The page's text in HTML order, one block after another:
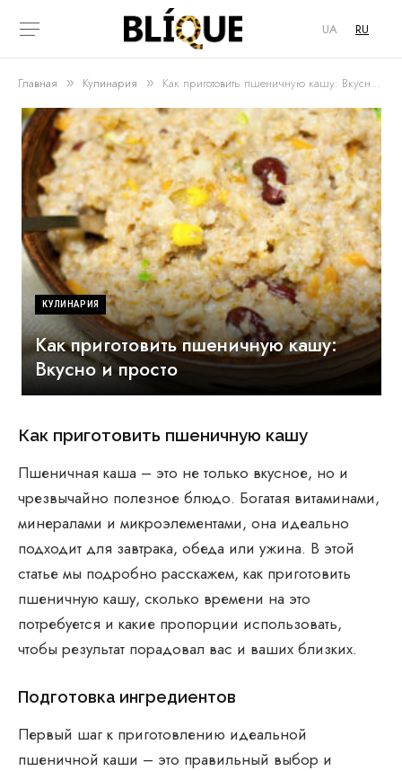
UA RU
Главная » Кулинария » Как приготовить пшеничную кашу: Вкусно и просто
КУЛИНАРИЯ
Как приготовить пшеничную кашу:
Вкусно и просто
Как приготовить пшеничную кашу
Пшеничная каша – это не только вкусное, но и
чрезвычайно полезное блюдо. Богатая витаминами,
минералами и микроэлементами, она идеально
подходит для завтрака, обеда или ужина. В этой
статье мы подробно расскажем, как приготовить
пшеничную кашу, сколько времени на это
потребуется и какие пропорции использовать,
чтобы результат порадовал вас и ваших близких.
Подготовка ингредиентов
Первый шаг к приготовлению идеальной
пшеничной каши – это правильный выбор и